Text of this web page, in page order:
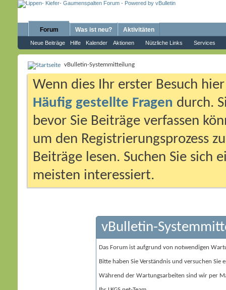
Forum
Neue Beiträge Hilfe Kalender Aktionen Nützliche Links Services
Was ist neu? Aktivitäten
vBulletin-Systemmitteilung
Wenn dies Ihr erster Besuch
Häufig gestellte Fragen durch.
bevor Sie Beiträge verfassen
um den Registrierungsprozess
Beiträge lesen. Suchen Sie sich
meisten interessiert.
vBulletin-
Das Forum ist aufgrund von notwendigen
Bitte haben Sie Verständnis und versuchen Sie
Während der Wartungsarbeiten sind wir per